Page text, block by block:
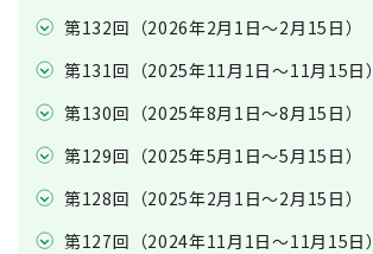
第132回（2026年2月1日～2月15日）
第131回（2025年11月1日～11月15日）
第130回（2025年8月1日～8月15日）
第129回（2025年5月1日～5月15日）
第128回（2025年2月1日～2月15日）
第127回（2024年11月1日～11月15日）